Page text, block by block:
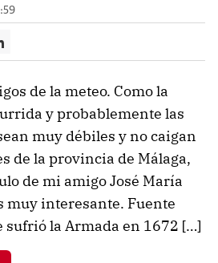
de la meteo. Como la
y probablemente las
muy débiles y no caigan
de la provincia de Málaga,
de mi amigo José María
muy interesante. Fuente
sufrió la Armada en 1672 […]